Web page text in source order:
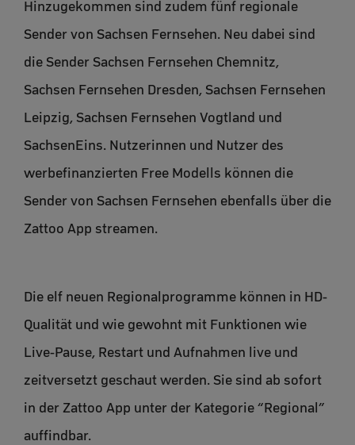
Hinzugekommen sind zudem fünf regionale
Sender von Sachsen Fernsehen. Neu dabei sind
die Sender Sachsen Fernsehen Chemnitz,
Sachsen Fernsehen Dresden, Sachsen Fernsehen
Leipzig, Sachsen Fernsehen Vogtland und
SachsenEins. Nutzerinnen und Nutzer des
werbefinanzierten Free Modells können die
Sender von Sachsen Fernsehen ebenfalls über die
Zattoo App streamen.
Die elf neuen Regionalprogramme können in HD-
Qualität und wie gewohnt mit Funktionen wie
Live-Pause, Restart und Aufnahmen live und
zeitversetzt geschaut werden. Sie sind ab sofort
in der Zattoo App unter der Kategorie “Regional”
auffindbar.